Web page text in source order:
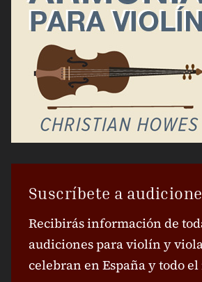
Suscríbete a
Recibirás información de
audiciones para violín y
celebran en España y todo